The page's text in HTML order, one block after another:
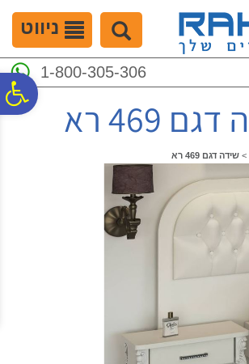
נגישות
המרכזי
ניווט
1-800-305-306
469 רא
> שידה דגם 469 רא